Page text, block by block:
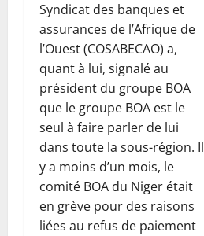
Syndicat des banques et
assurances de l’Afrique de
l’Ouest (COSABECAO) a,
quant à lui, signalé au
président du groupe BOA
que le groupe BOA est le
seul à faire parler de lui
dans toute la sous-région. Il
y a moins d’un mois, le
comité BOA du Niger était
en grève pour des raisons
liées au refus de paiement